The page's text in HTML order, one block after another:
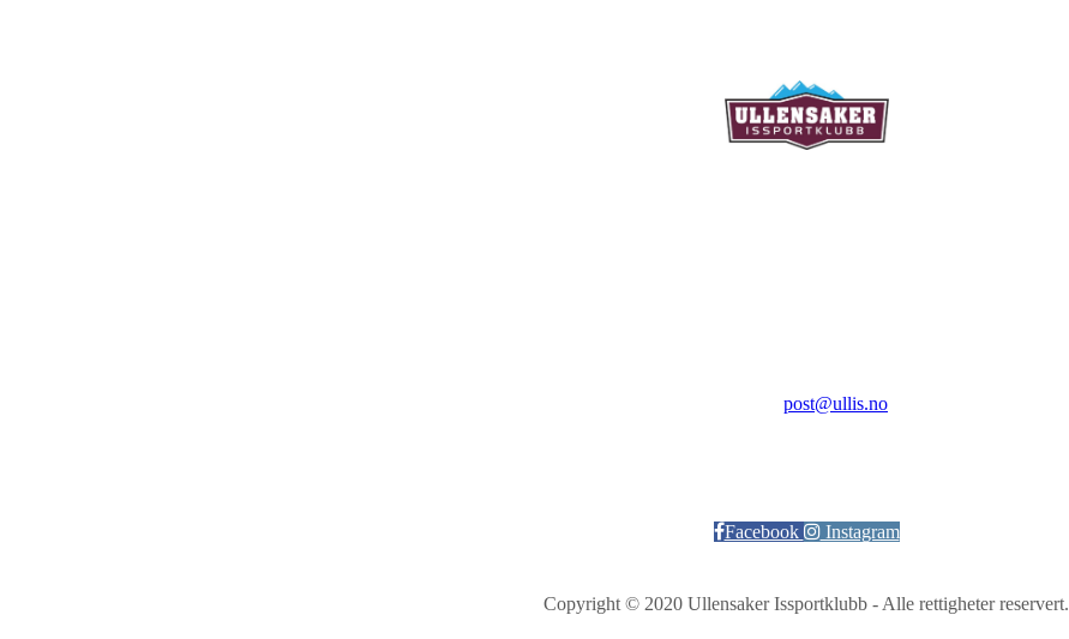
post@ullis.no
Facebook Instagram
Copyright © 2020 Ullensaker Issportklubb - Alle rettigheter reservert.